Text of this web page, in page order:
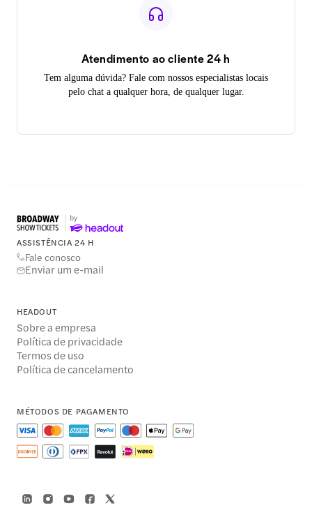
Atendimento ao cliente 24 h
Tem alguma dúvida? Fale com nossos especialistas locais
pelo chat a qualquer hora, de qualquer lugar.
ASSISTÊNCIA 24 H
Fale conosco
Enviar um e-mail
HEADOUT
Sobre a empresa
Política de privacidade
Termos de uso
Política de cancelamento
MÉTODOS DE PAGAMENTO